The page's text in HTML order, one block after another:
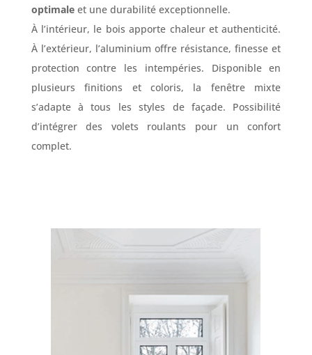
optimaleet une durabilité exceptionnelle.
À l’intérieur, le bois apporte chaleur et authenticité.
À l’extérieur, l’aluminium offre résistance, finesse et
protection contre les intempéries. Disponible en
plusieurs finitions et coloris, la fenêtre mixte
s’adapte à tous les styles de façade. Possibilité
d’intégrer des volets roulants pour un confort
complet.